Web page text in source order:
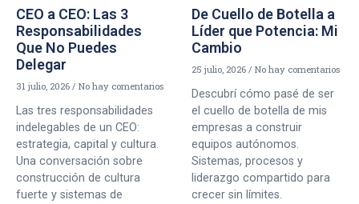
CEO a CEO: Las 3
Responsabilidades
Que No Puedes
Delegar
31 julio, 2026 No hay comentarios
Las tres responsabilidades
indelegables de un CEO:
estrategia, capital y cultura.
Una conversación sobre
construcción de cultura
fuerte y sistemas de
De Cuello de Botella a
Líder que Potencia: Mi
Cambio
25 julio, 2026 No hay comentarios
Descubrí cómo pasé de ser
el cuello de botella de mis
empresas a construir
equipos autónomos.
Sistemas, procesos y
liderazgo compartido para
crecer sin límites.